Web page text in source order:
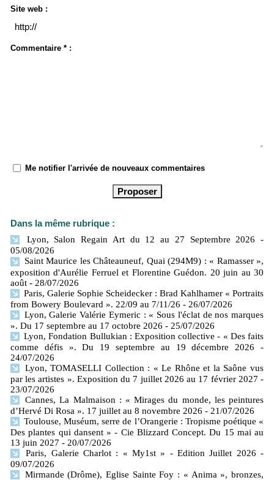
Site web :
Commentaire * :
Me notifier l'arrivée de nouveaux commentaires
Dans la même rubrique :
Lyon, Salon Regain Art du 12 au 27 Septembre 2026
-
05/08/2026
Saint Maurice les Châteauneuf, Quai (294M9) : « Ramasser »,
exposition d'Aurélie Ferruel et Florentine Guédon. 20 juin au 30
août - 28/07/2026
Paris, Galerie Sophie Scheidecker : Brad Kahlhamer « Portraits
from Bowery Boulevard ». 22/09 au 7/11/26 - 26/07/2026
Lyon, Galerie Valérie Eymeric : « Sous l'éclat de nos marques
». Du 17 septembre au 17 octobre 2026 - 25/07/2026
Lyon, Fondation Bullukian : Exposition collective - « Des faits
comme défis ». Du 19 septembre au 19 décembre 2026
-
24/07/2026
Lyon, TOMASELLI Collection : « Le Rhône et la Saône vus
par les artistes ». Exposition du 7 juillet 2026 au 17 février 2027 -
23/07/2026
Cannes, La Malmaison : « Mirages du monde, les peintures
d’Hervé Di Rosa ». 17 juillet au 8 novembre 2026 - 21/07/2026
Toulouse, Muséum, serre de l’Orangerie : Tropisme poétique «
Des plantes qui dansent » - Cie Blizzard Concept. Du 15 mai au
13 juin 2027 - 20/07/2026
Paris, Galerie Charlot : « My1st » - Edition Juillet 2026 -
09/07/2026
Mirmande (Drôme), Eglise Sainte Foy : « Anima », bronzes,